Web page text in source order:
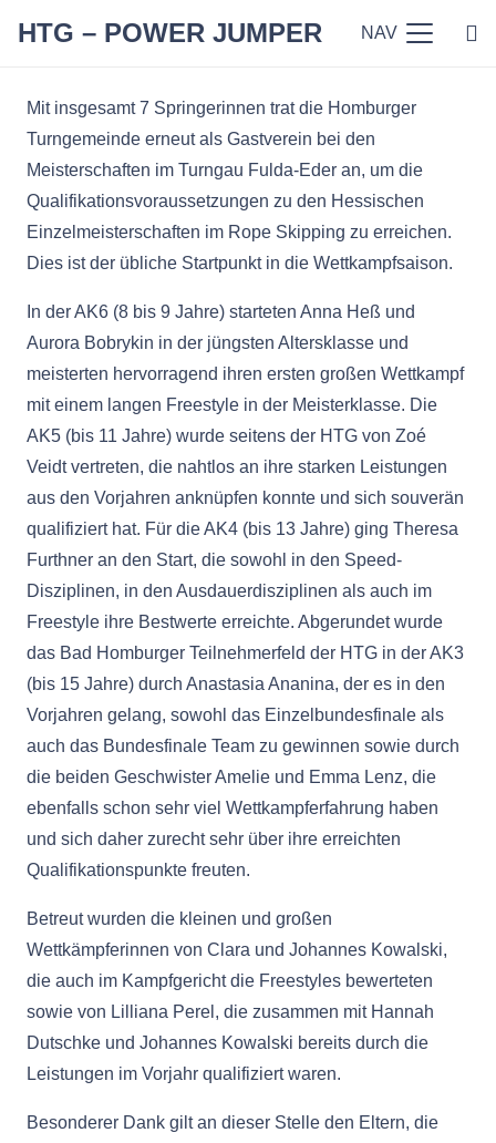
HTG – POWER JUMPER NAV
Mit insgesamt 7 Springerinnen trat die Homburger
Turngemeinde erneut als Gastverein bei den
Meisterschaften im Turngau Fulda-Eder an, um die
Qualifikationsvoraussetzungen zu den Hessischen
Einzelmeisterschaften im Rope Skipping zu erreichen.
Dies ist der übliche Startpunkt in die Wettkampfsaison.
In der AK6 (8 bis 9 Jahre) starteten Anna Heß und
Aurora Bobrykin in der jüngsten Altersklasse und
meisterten hervorragend ihren ersten großen Wettkampf
mit einem langen Freestyle in der Meisterklasse. Die
AK5 (bis 11 Jahre) wurde seitens der HTG von Zoé
Veidt vertreten, die nahtlos an ihre starken Leistungen
aus den Vorjahren anknüpfen konnte und sich souverän
qualifiziert hat. Für die AK4 (bis 13 Jahre) ging Theresa
Furthner an den Start, die sowohl in den Speed-
Disziplinen, in den Ausdauerdisziplinen als auch im
Freestyle ihre Bestwerte erreichte. Abgerundet wurde
das Bad Homburger Teilnehmerfeld der HTG in der AK3
(bis 15 Jahre) durch Anastasia Ananina, der es in den
Vorjahren gelang, sowohl das Einzelbundesfinale als
auch das Bundesfinale Team zu gewinnen sowie durch
die beiden Geschwister Amelie und Emma Lenz, die
ebenfalls schon sehr viel Wettkampferfahrung haben
und sich daher zurecht sehr über ihre erreichten
Qualifikationspunkte freuten.
Betreut wurden die kleinen und großen
Wettkämpferinnen von Clara und Johannes Kowalski,
die auch im Kampfgericht die Freestyles bewerteten
sowie von Lilliana Perel, die zusammen mit Hannah
Dutschke und Johannes Kowalski bereits durch die
Leistungen im Vorjahr qualifiziert waren.
Besonderer Dank gilt an dieser Stelle den Eltern, die